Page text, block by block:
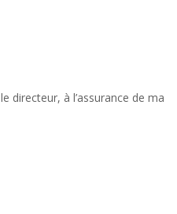
directeur, à l’assurance de ma